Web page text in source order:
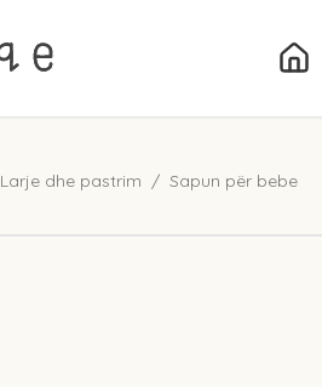
Larje dhe pastrim / Sapun për bebe